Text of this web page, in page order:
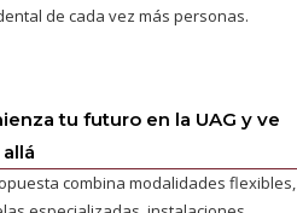
de cada vez más personas.
tu futuro en la UAG y ve
combina modalidades flexibles,